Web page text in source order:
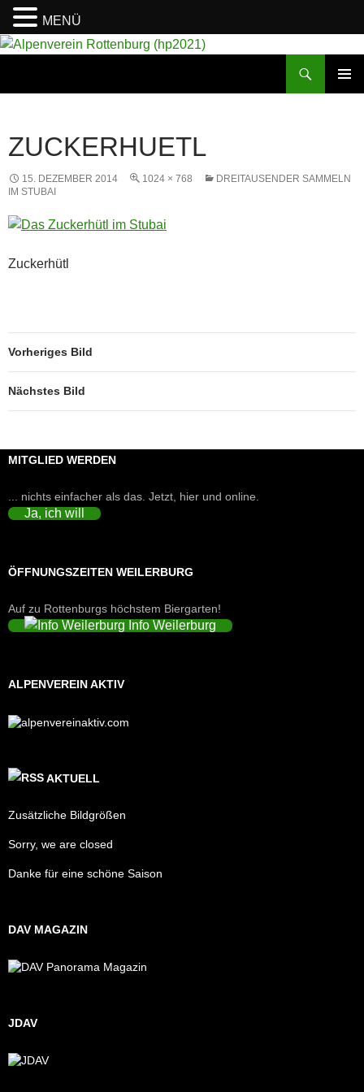
ZUCKERHUETL
15. DEZEMBER 2014 1024 × 768
DREITAUSENDER SAMMELN
IM STUBAI
Zuckerhütl
Vorheriges Bild
Nächstes Bild
MITGLIED WERDEN
... nichts einfacher als das. Jetzt, hier und online.
Ja, ich will
ÖFFNUNGSZEITEN WEILERBURG
Auf zu Rottenburgs höchstem Biergarten!
Info Weilerburg
ALPENVEREIN AKTIV
AKTUELL
Zusätzliche Bildgrößen
Sorry, we are closed
Danke für eine schöne Saison
DAV MAGAZIN
JDAV
MENÜ